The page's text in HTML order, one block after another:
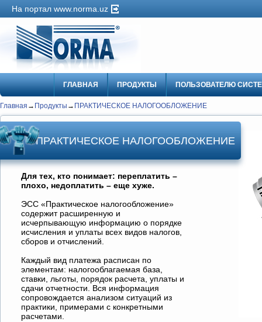
На портал www.norma.uz
ГЛАВНАЯ ПРОДУКТЫ ПОЛЬЗОВАТЕЛЮ
Главная → Продукты → ПРАКТИЧЕСКОЕ НАЛОГООБЛОЖЕНИЕ
ПРАКТИЧЕСКОЕ НАЛОГООБЛОЖЕНИЕ
Для тех, кто понимает: переплатить –
плохо, недоплатить – еще хуже.
ЭСС «Практическое налогообложение»
содержит расширенную и
исчерпывающую информацию о порядке
исчисления и уплаты всех видов налогов,
сборов и отчислений.
Каждый вид платежа расписан по
элементам: налогооблагаемая база,
ставки, льготы, порядок расчета, уплаты и
сдачи отчетности. Вся информация
сопровождается анализом ситуаций из
практики, примерами с конкретными
расчетами.